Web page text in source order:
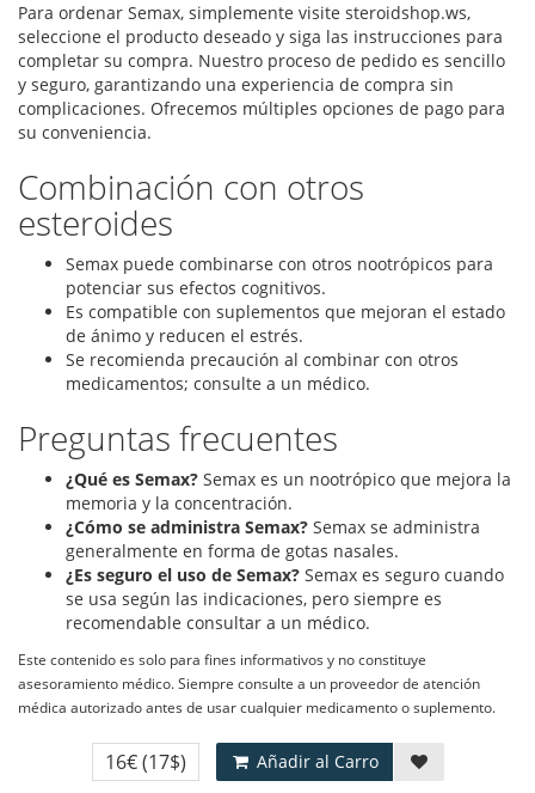
Para ordenar Semax, simplemente visite steroidshop.ws,
seleccione el producto deseado y siga las instrucciones para
completar su compra. Nuestro proceso de pedido es sencillo
y seguro, garantizando una experiencia de compra sin
complicaciones. Ofrecemos múltiples opciones de pago para
su conveniencia.
Combinación con otros
esteroides
Semax puede combinarse con otros nootrópicos para
potenciar sus efectos cognitivos.
Es compatible con suplementos que mejoran el estado
de ánimo y reducen el estrés.
Se recomienda precaución al combinar con otros
medicamentos; consulte a un médico.
Preguntas frecuentes
¿Qué es Semax? Semax es un nootrópico que mejora la
memoria y la concentración.
¿Cómo se administra Semax? Semax se administra
generalmente en forma de gotas nasales.
¿Es seguro el uso de Semax? Semax es seguro cuando
se usa según las indicaciones, pero siempre es
recomendable consultar a un médico.
Este contenido es solo para fines informativos y no constituye
asesoramiento médico. Siempre consulte a un proveedor de atención
médica autorizado antes de usar cualquier medicamento o suplemento.
16€(17$) Añadir al Carro